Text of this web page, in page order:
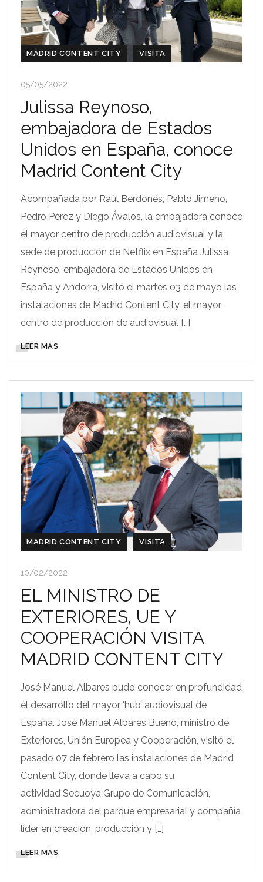
MADRID CONTENT CITY VISITA
05/05/2022
Julissa Reynoso,
embajadora de Estados
Unidos en España, conoce
Madrid Content City
Acompañada por Raúl Berdonés, Pablo Jimeno,
Pedro Pérez y Diego Ávalos, la embajadora conoce
el mayor centro de producción audiovisual y la
sede de producción de Netflix en España Julissa
Reynoso, embajadora de Estados Unidos en
España y Andorra, visitó el martes 03 de mayo las
instalaciones de Madrid Content City, el mayor
centro de producción de audiovisual […]
LEER MÁS
MADRID CONTENT CITY VISITA
10/02/2022
EL MINISTRO DE
EXTERIORES, UE Y
COOPERACIÓN VISITA
MADRID CONTENT CITY
José Manuel Albares pudo conocer en profundidad
el desarrollo del mayor ‘hub’ audiovisual de
España. José Manuel Albares Bueno, ministro de
Exteriores, Unión Europea y Cooperación, visitó el
pasado 07 de febrero las instalaciones de Madrid
Content City, donde lleva a cabo su
actividad Secuoya Grupo de Comunicación,
administradora del parque empresarial y compañía
líder en creación, producción y […]
LEER MÁS